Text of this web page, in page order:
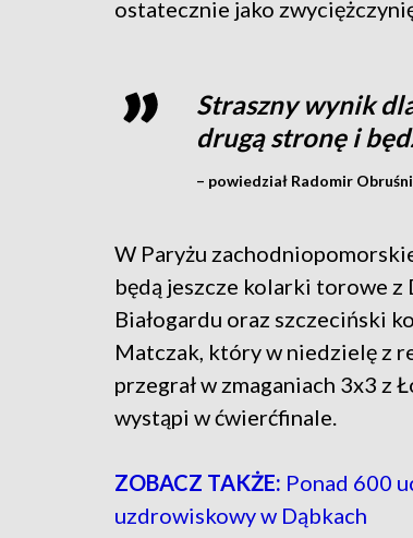
ostatecznie jako
Straszny wynik
drugą stronę i
– powiedział Radomir
W Paryżu
będą jeszcze kolarki torowe z
Białogardu oraz szczeciński
Matczak, który w niedzielę z
przegrał w zmaganiach 3x3 z
wystąpi w ćwierćfinale.
ZOBACZ TAKŻE: Ponad 600
uzdrowiskowy w Dąbkach